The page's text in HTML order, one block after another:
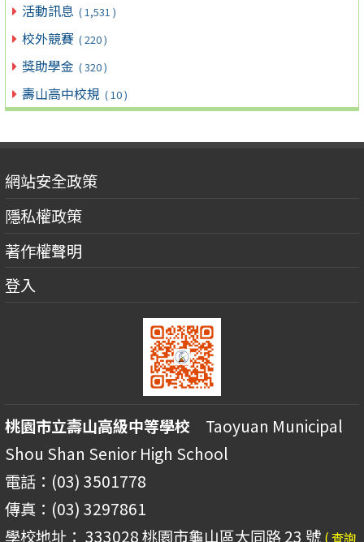
活動訊息 ( 1,531 )
校外競賽 ( 220 )
獎助學金 ( 320 )
壽山高中校規 ( 10 )
網站安全政策
隱私權政策
著作權聲明
登入
桃園市立壽山高級中等學校 Taoyuan Municipal
Shou Shan Senior High School
電話：(03) 3501778
傳真：(03) 3297861
學校地址： 333028 桃園市龜山區大同路 23 號 ( 查詢